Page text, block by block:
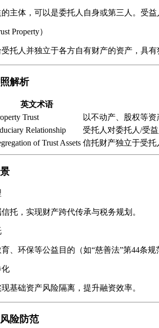
主体，可以是委托人自身或第三人。受
Property）
托人并独立于各方自有财产的资产，具有
解析
英文术语
Trust
以不动产、股权等
Relationship
受托人对委托人/受
of Trust Assets 信托财产独立于受托
托，实现财产跨代传承与税务规划。
、环保等公益目的（如“慈善法”第44条规
化
基础资产风险隔离，提升融资效率。
险防范